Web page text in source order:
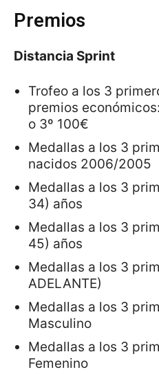
Premios
Distancia Sprint
Trofeo a los 3
premios
o 3º 100€
Medallas a los 3
nacidos 2006/2005
Medallas a los 3
34) años
Medallas a los 3
45) años
Medallas a los 3
ADELANTE)
Medallas a los 3
Masculino
Medallas a los 3
Femenino